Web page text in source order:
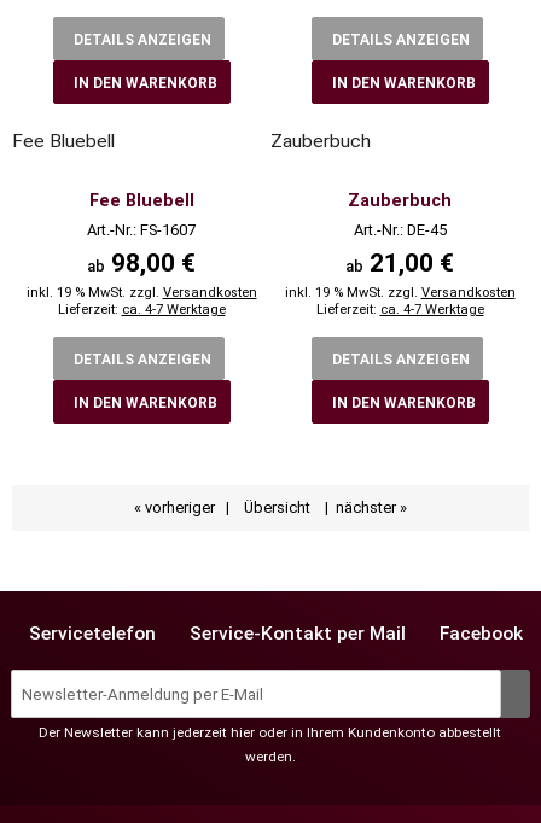
DETAILS ANZEIGEN
IN DEN WARENKORB
DETAILS ANZEIGEN
IN DEN WARENKORB
Fee Bluebell
Fee Bluebell
Art.-Nr.: FS-1607
ab 98,00 €
inkl. 19 % MwSt. zzgl. Versandkosten
Lieferzeit: ca. 4-7 Werktage
DETAILS ANZEIGEN
IN DEN WARENKORB
Zauberbuch
Zauberbuch
Art.-Nr.: DE-45
ab 21,00 €
inkl. 19 % MwSt. zzgl. Versandkosten
Lieferzeit: ca. 4-7 Werktage
DETAILS ANZEIGEN
IN DEN WARENKORB
« vorheriger| Übersicht | nächster »
Servicetelefon Service-Kontakt per Mail Facebook
Der Newsletter kann jederzeit hier oder in Ihrem Kundenkonto abbestellt
werden.